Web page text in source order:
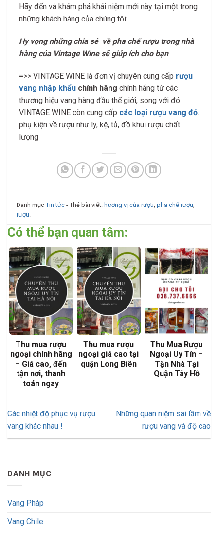
Hãy đến và khám phá khái niệm mới này tại một trong
những khách hàng của chúng tôi:
Hy vọng những chia sẻ về pha chế rượu trong nhà
hàng của Vintage Wine sẽ giúp ích cho bạn
=>> VINTAGE WINE là đơn vị chuyên cung cấp rượu
vang nhập khẩu chính hãng chính hãng từ các
thương hiệu vang hàng đầu thế giới, song với đó
VINTAGE WINE còn cung cấp các loại rượu vang đỏ.
phụ kiện về rượu như ly, kệ, tủ, đồ khui rượu chất
lượng
Danh mụcTin tức - Thẻ bài viết: hương vị của rượu ,pha chế rượu
rượu
Có thể bạn quan tâm:
Thu mua rượu
ngoại chính hãng
– Giá cao, đến
tận nơi, thanh
toán ngay
Thu mua rượu
ngoại giá cao tại
quận Long Biên
Thu Mua Rượu
Ngoại Uy Tín –
Tận Nhà Tại
Quận Tây Hồ
Các nhiệt độ phục vụ rượu
vang khác nhau !
Những quan niệm sai lầm về
rượu vang và độ cao
DANH MỤC
Vang Pháp
Vang Chile